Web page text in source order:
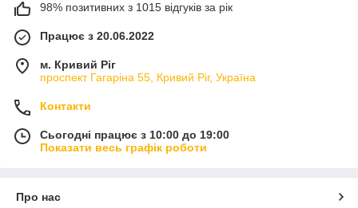
98% позитивних з 1015 відгуків за рік
Працює з 20.06.2022
м. Кривий Ріг
проспект Гагаріна 55, Кривий Ріг, Україна
Контакти
Сьогодні працює з 10:00 до 19:00
Показати весь графік роботи
Про нас